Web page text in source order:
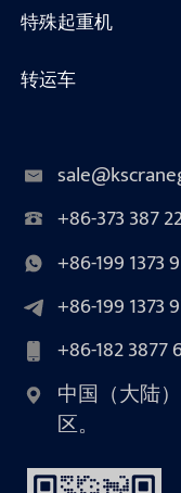
特殊起重机
转运车
+86-373 387
+86-199 1373
+86-199 1373
+86-182 3877
中国（大陆
区。